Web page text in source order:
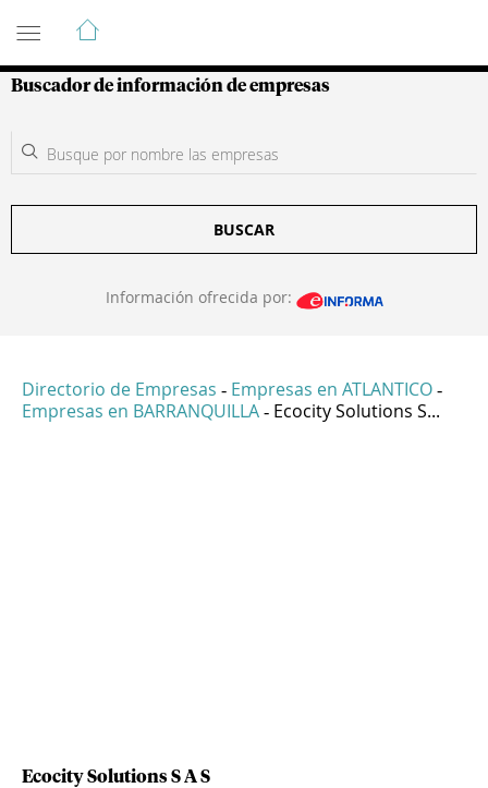
Guía de Empresas Colombianas
Buscador de información de empresas
BUSCAR
Información ofrecida por:
Directorio de Empresas - Empresas en ATLANTICO -
Empresas en BARRANQUILLA - Ecocity Solutions S...
Ecocity Solutions S A S